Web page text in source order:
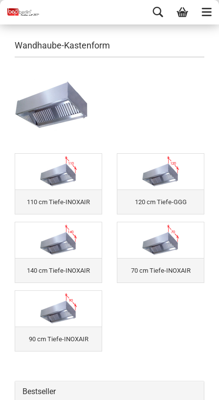
Wandhaube-Kastenform
110 cm Tiefe-INOXAIR 120 cm Tiefe-GGG
140 cm Tiefe-INOXAIR 70 cm Tiefe-INOXAIR
90 cm Tiefe-INOXAIR
Bestseller